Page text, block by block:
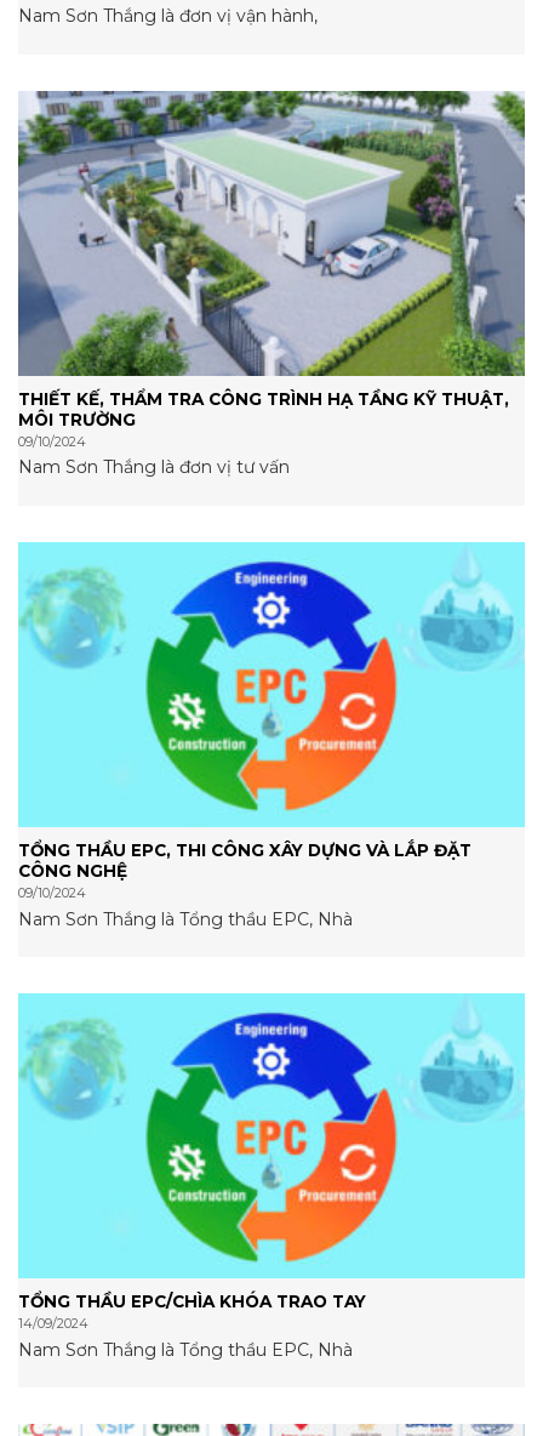
Nam Sơn Thắng là đơn vị vận hành,
THIẾT KẾ, THẨM TRA CÔNG TRÌNH HẠ TẦNG KỸ THUẬT,
MÔI TRƯỜNG
09/10/2024
Nam Sơn Thắng là đơn vị tư vấn
TỔNG THẦU EPC, THI CÔNG XÂY DỰNG VÀ LẮP ĐẶT
CÔNG NGHỆ
09/10/2024
Nam Sơn Thắng là Tổng thầu EPC, Nhà
TỔNG THẦU EPC/CHÌA KHÓA TRAO TAY
14/09/2024
Nam Sơn Thắng là Tổng thầu EPC, Nhà